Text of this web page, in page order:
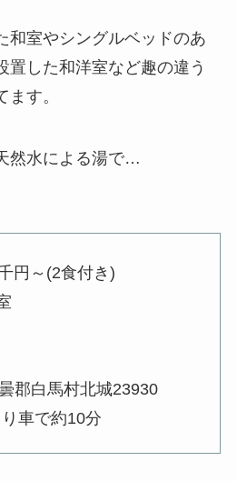
和室やシングルベッドのあ
置した和洋室など趣の違う
す。
然水による湯で…
円～(2食付き)
郡白馬村北城23930
車で約10分